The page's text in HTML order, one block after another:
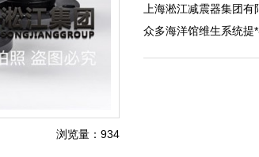
浏览量：934
上海淞江减震器集团
众多海洋馆维生系统提